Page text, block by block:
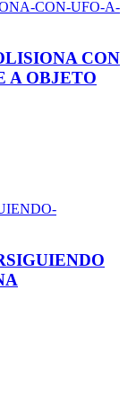
CON
A OBJETO